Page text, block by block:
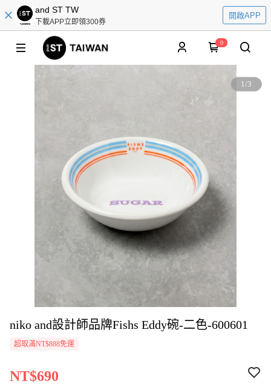
and ST TW
下載APP立即領300券
開啟APP
0
1/3
niko and設計師品牌Fishs Eddy碗-二色-600601
超取滿NT$888免運
NT$690